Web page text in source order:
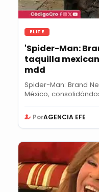
ELITE
'Spider-Man:
taquilla
mdd
Spider-Man: Brand
México,
PorAGENCIA EFE